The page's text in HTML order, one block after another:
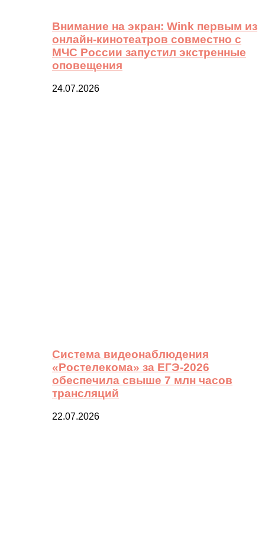
Внимание на экран: Wink первым из
онлайн-кинотеатров совместно с
МЧС России запустил экстренные
оповещения
24.07.2026
Система видеонаблюдения
«Ростелекома» за ЕГЭ-2026
обеспечила свыше 7 млн часов
трансляций
22.07.2026